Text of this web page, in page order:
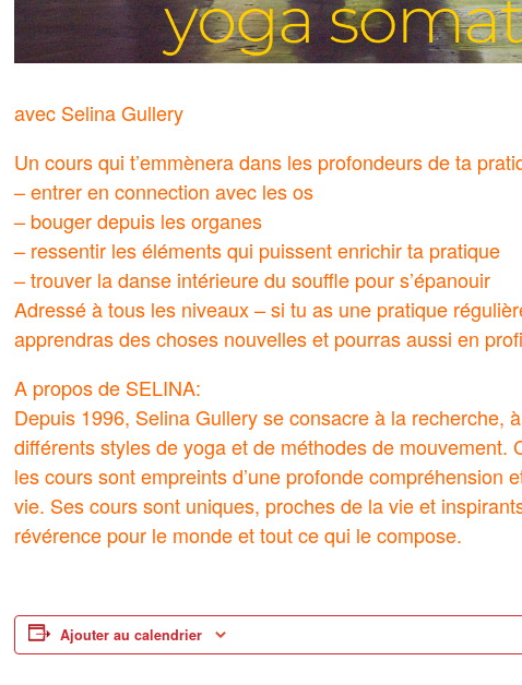
avec Selina Gullery
Un cours qui t’emmènera dans les profondeurs de ta
– entrer en connection avec les os
– bouger depuis les organes
– ressentir les éléments qui puissent enrichir ta pratique
– trouver la danse intérieure du souffle pour s’épanouir
Adressé à tous les niveaux – si tu as une pratique
apprendras des choses nouvelles et pourras aussi en
A propos de SELINA:
Depuis 1996, Selina Gullery se consacre à la recherche,
différents styles de yoga et de méthodes de mouvement.
les cours sont empreints d’une profonde compréhension
vie. Ses cours sont uniques, proches de la vie et
révérence pour le monde et tout ce qui le compose.
Ajouter au calendrier